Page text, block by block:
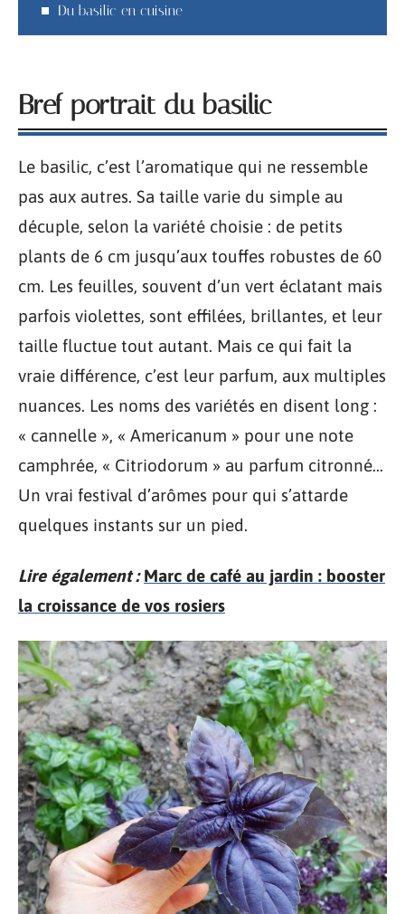
Du basilic en cuisine
Bref portrait du basilic
Le basilic, c’est l’aromatique qui ne ressemble
pas aux autres. Sa taille varie du simple au
décuple, selon la variété choisie : de petits
plants de 6 cm jusqu’aux touffes robustes de 60
cm. Les feuilles, souvent d’un vert éclatant mais
parfois violettes, sont effilées, brillantes, et leur
taille fluctue tout autant. Mais ce qui fait la
vraie différence, c’est leur parfum, aux multiples
nuances. Les noms des variétés en disent long :
« cannelle », « Americanum » pour une note
camphrée, « Citriodorum » au parfum citronné…
Un vrai festival d’arômes pour qui s’attarde
quelques instants sur un pied.
Lire également : Marc de café au jardin : booster
la croissance de vos rosiers